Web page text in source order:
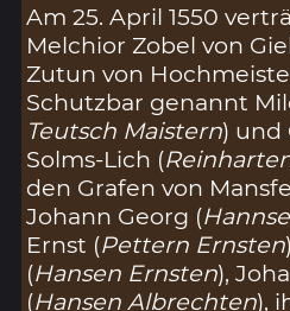
Am 25. April 1550
Melchior Zobel von
Zutun von
Schutzbar genannt
Teutsch Maistern) und
Solms-Lich (
den Grafen von
Johann Georg (
Ernst (Pettern Ernsten
(Hansen Ernsten),
(Hansen Albrechten),